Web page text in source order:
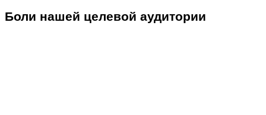
Боли нашей целевой аудитории